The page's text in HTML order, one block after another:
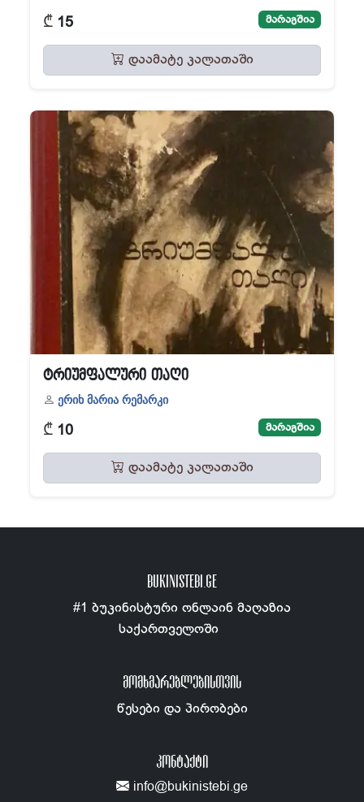
₾ 15 მარაგშია
დაამატე კალათაში
ტრიუმფალური თაღი
ერიხ მარია რემარკი
₾ 10 მარაგშია
დაამატე კალათაში
BUKINISTEBI.GE
#1 ბუკინისტური ონლაინ მაღაზია
საქართველოში
ᲛᲝᲛᲮᲛᲐᲠᲔᲑᲚᲔᲑᲘᲡᲗᲕᲘᲡ
წესები და პირობები
ᲙᲝᲜᲢᲐᲥᲢᲘ
info@bukinistebi.ge